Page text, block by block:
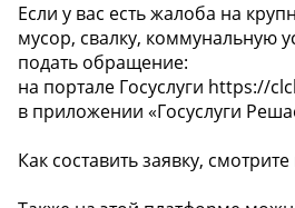
Если у вас есть жалоба на
мусор, свалку, коммунальную
подать обращение:
на портале Госуслуги https://
в приложении «Госуслуги
Как составить заявку,